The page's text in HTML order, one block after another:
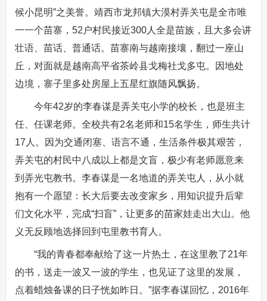
候小昆明”之美誉。靖西市龙邦镇大漠村弄关屯是全市唯
一一个苗寨，52户村民接近300人全是苗族，且大多会讲
壮语、苗话、普通话。苗寨南与越南接壤，翻过一座山
丘，对面就是越南高平省茶岭县戈梅社戈多屯。因地处
边境，寨子里多处房屋上五星红旗随风飘扬。
今年42岁的李春谋是弄关屯小学的校长，也是班主
任、任课老师。全校共有2名老师和15名学生，师生共计
17人。因为交通闭塞、语言不通，生活条件极其艰苦，
弄关屯的村民中八成以上都是文盲，极少有老师愿意来
到弄光屯教书。李春谋是一名地道的弄关屯人，从小就
抱有一个愿望：长大后要去改变家乡，用知识提升后辈
们文化水平，完成“扫盲”，让更多的苗家娃走出大山。他
义无反顾地选择回到屯里教书育人。
“我的青春都奉献给了这一片热土，在这里教了21年
的书，送走一波又一波的学生，也见证了这里的发展，
点着蜡烛备课的日子恍如昨日。”据李春谋回忆，2016年